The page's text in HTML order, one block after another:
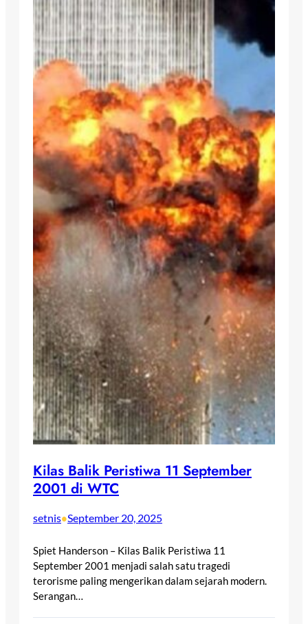
Kilas Balik Peristiwa 11 September
2001 di WTC
setnis•September 20, 2025
Spiet Handerson – Kilas Balik Peristiwa 11
September 2001 menjadi salah satu tragedi
terorisme paling mengerikan dalam sejarah modern.
Serangan…